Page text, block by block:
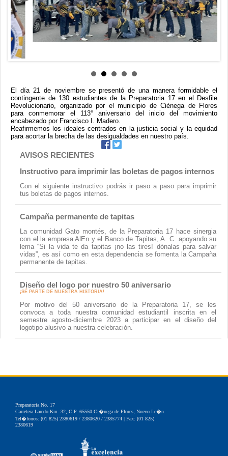
Contacto
El día 21 de noviembre se presentó de una manera formidable el
contingente de 130 estudiantes de la Preparatoria 17 en el Desfile
Revolucionario, organizado por el municipio de Ciénega de Flores
para conmemorar el 113° aniversario del inicio del movimiento
encabezado por Francisco I. Madero.
Reafirmemos los ideales centrados en la justicia social y la equidad
para acortar la brecha de las desigualdades en nuestro país.
Instructivo para imprimir las boletas de pagos internos
Con el siguiente instructivo podrás ir paso a paso para imprimir
tus boletas de pagos internos.
Campaña permanente de tapitas
La comunidad Gato montés, de la Preparatoria 17 hace sinergia
con el la empresa AlEn y el Banco de Tapitas, A. C. apoyando su
lema “Si la vida te da tapitas ¡no las tires! dónalas para salvar
vidas”, es así como en esta dependencia se fomenta la Campaña
permanente de tapitas.
Diseño del logo por nuestro 50 aniversario
Por motivo del 50 aniversario de la Preparatoria 17, se les
convoca a toda nuestra comunidad estudiantil inscrita en el
semestre agosto-diciembre 2023 a participar en el diseño del
logotipo alusivo a nuestra celebración.
Tel�fonos: (01 825) 2380619 / 2380620 / 2385774 | Fax: (01 825)
2380619